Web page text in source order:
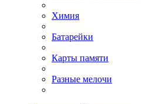
Химия
Батарейки
Карты памяти
Разные мелочи